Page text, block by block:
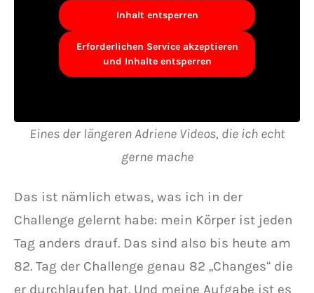
Inhalt entsperren
Erforderlichen Service akzeptieren
und Inhalte entsperren
Eines der längeren Adriene Videos, die ich echt
gerne mache
Das ist nämlich etwas, was ich in der
Challenge gelernt habe: mein Körper ist jeden
Tag anders drauf. Das sind also bis heute am
82. Tag der Challenge genau 82 „Changes“ die
er durchlaufen hat. Und meine Aufgabe ist es